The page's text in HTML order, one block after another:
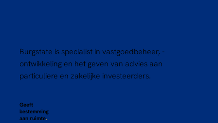
Burgstate is specialist in vastgoedbeheer, -
ontwikkeling en het geven van advies aan
particuliere en zakelijke investeerders.
Geeft
bestemming
aan ruimte.